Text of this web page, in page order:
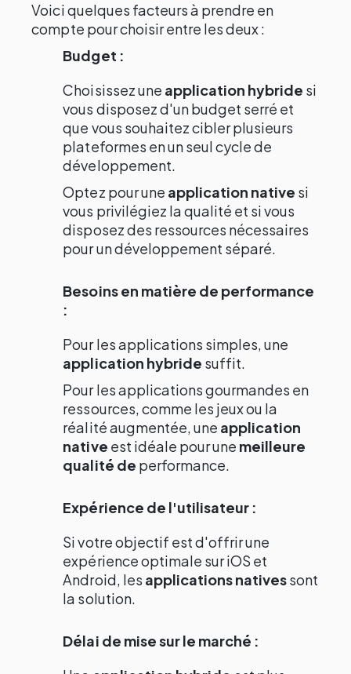
Voici quelques facteurs à prendre en
compte pour choisir entre les deux :
Budget :
Choisissez une application hybride si
vous disposez d'un budget serré et
que vous souhaitez cibler plusieurs
plateformes en un seul cycle de
développement.
Optez pour une application native si
vous privilégiez la qualité et si vous
disposez des ressources nécessaires
pour un développement séparé.
Besoins en matière de performance
:
Pour les applications simples, une
application hybride suffit.
Pour les applications gourmandes en
ressources, comme les jeux ou la
réalité augmentée, une application
native est idéale pour une meilleure
qualité de performance.
Expérience de l'utilisateur :
Si votre objectif est d'offrir une
expérience optimale sur iOS et
Android, les applications nativessont
la solution.
Délai de mise sur le marché :